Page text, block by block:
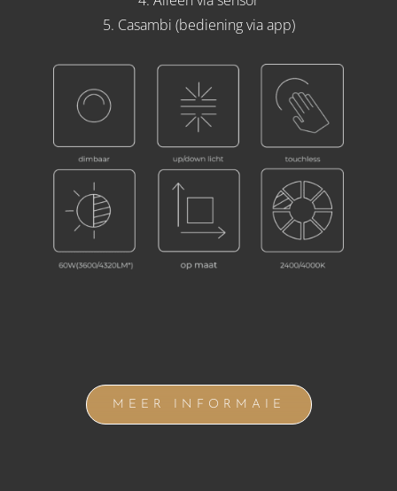
5. Casambi (bediening via app)
MEER INFORMAIE